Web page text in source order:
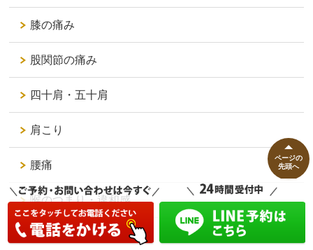
膝の痛み
股関節の痛み
四十肩・五十肩
肩こり
腰痛
喉のつまり・違和感
アトピー
ページの
先頭へ